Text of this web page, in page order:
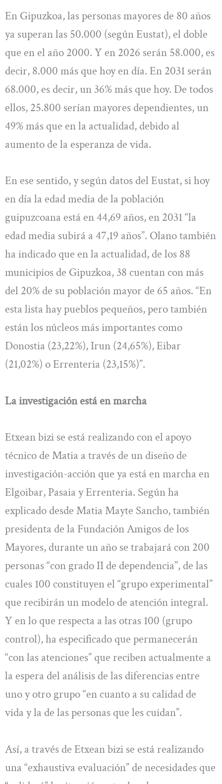
En Gipuzkoa, las personas mayores de 80 años
ya superan las 50.000 (según Eustat), el doble
que en el año 2000. Y en 2026 serán 58.000, es
decir, 8.000 más que hoy en día. En 2031 serán
68.000, es decir, un 36% más que hoy. De todos
ellos, 25.800 serían mayores dependientes, un
49% más que en la actualidad, debido al
aumento de la esperanza de vida.
En ese sentido, y según datos del Eustat, si hoy
en día la edad media de la población
guipuzcoana está en 44,69 años, en 2031 “la
edad media subirá a 47,19 años”. Olano también
ha indicado que en la actualidad, de los 88
municipios de Gipuzkoa, 38 cuentan con más
del 20% de su población mayor de 65 años. “En
esta lista hay pueblos pequeños, pero también
están los núcleos más importantes como
Donostia (23,22%), Irun (24,65%), Eibar
(21,02%) o Errenteria (23,15%)”.
La investigación está en marcha
Etxean bizi se está realizando con el apoyo
técnico de Matia a través de un diseño de
investigación-acción que ya está en marcha en
Elgoibar, Pasaia y Errenteria. Según ha
explicado desde Matia Mayte Sancho, también
presidenta de la Fundación Amigos de los
Mayores, durante un año se trabajará con 200
personas “con grado II de dependencia”, de las
cuales 100 constituyen el “grupo experimental”
que recibirán un modelo de atención integral.
Y en lo que respecta a las otras 100 (grupo
control), ha especificado que permanecerán
“con las atenciones” que reciben actualmente a
la espera del análisis de las diferencias entre
uno y otro grupo “en cuanto a su calidad de
vida y la de las personas que les cuidan”.
Así, a través de Etxean bizi se está realizando
una “exhaustiva evaluación” de necesidades que